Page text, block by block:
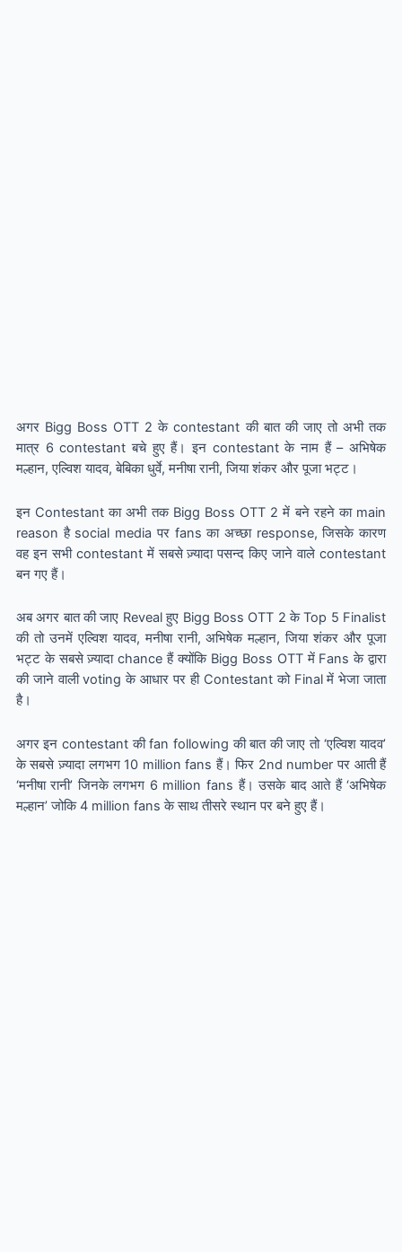
अगर Bigg Boss OTT 2 के contestant की बात की जाए तो अभी तक
मात्र 6 contestant बचे हुए हैं। इन contestant के नाम हैं – अभिषेक
मल्हान, एल्विश यादव, बेबिका धुर्वे, मनीषा रानी, जिया शंकर और पूजा भट्ट।
इन Contestant का अभी तक Bigg Boss OTT 2 में बने रहने का main
reason है social media पर fans का अच्छा response, जिसके कारण
वह इन सभी contestant में सबसे ज़्यादा पसन्द किए जाने वाले contestant
बन गए हैं।
अब अगर बात की जाए Reveal हुए Bigg Boss OTT 2 के Top 5 Finalist
की तो उनमें एल्विश यादव, मनीषा रानी, अभिषेक मल्हान, जिया शंकर और पूजा
भट्ट के सबसे ज़्यादा chance हैं क्योंकि Bigg Boss OTT में Fans के द्वारा
की जाने वाली voting के आधार पर ही Contestant को Final में भेजा जाता
है।
अगर इन contestant की fan following की बात की जाए तो ‘एल्विश यादव’
के सबसे ज़्यादा लगभग 10 million fans हैं। फिर 2nd number पर आती हैं
‘मनीषा रानी’ जिनके लगभग 6 million fans हैं। उसके बाद आते हैं ‘अभिषेक
मल्हान’ जोकि 4 million fans के साथ तीसरे स्थान पर बने हुए हैं।